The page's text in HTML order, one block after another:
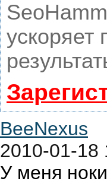
ускоряет
BeeNexus
2010-01-18
У меня